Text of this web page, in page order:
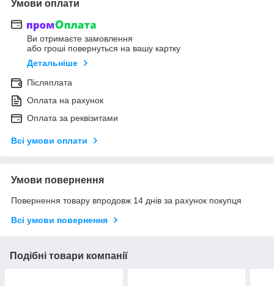
Умови оплати
Ви отримаєте замовлення
або гроші повернуться на вашу картку
Детальніше
Післяплата
Оплата на рахунок
Оплата за реквізитами
Всі умови оплати
Умови повернення
Повернення товару впродовж 14 днів за рахунок покупця
Всі умови повернення
Подібні товари компанії